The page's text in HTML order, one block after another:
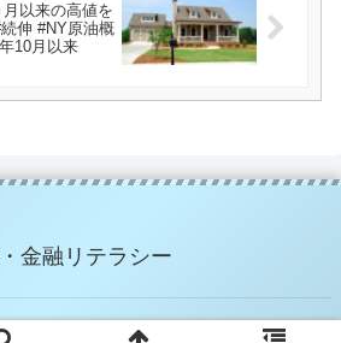
以来の高値を
伸 #NY原油概
10月以来
金融リテラシー